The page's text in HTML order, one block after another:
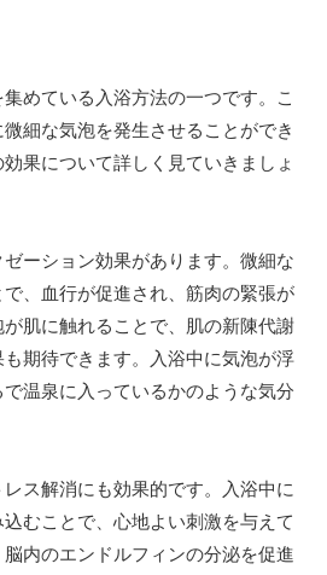
めている入浴方法の一つです。こ
細な気泡を発生させることができ
果について詳しく見ていきましょ
ーション効果があります。微細な
、血行が促進され、筋肉の緊張が
肌に触れることで、肌の新陳代謝
期待できます。入浴中に気泡が浮
温泉に入っているかのような気分
ス解消にも効果的です。入浴中に
むことで、心地よい刺激を与えて
内のエンドルフィンの分泌を促進